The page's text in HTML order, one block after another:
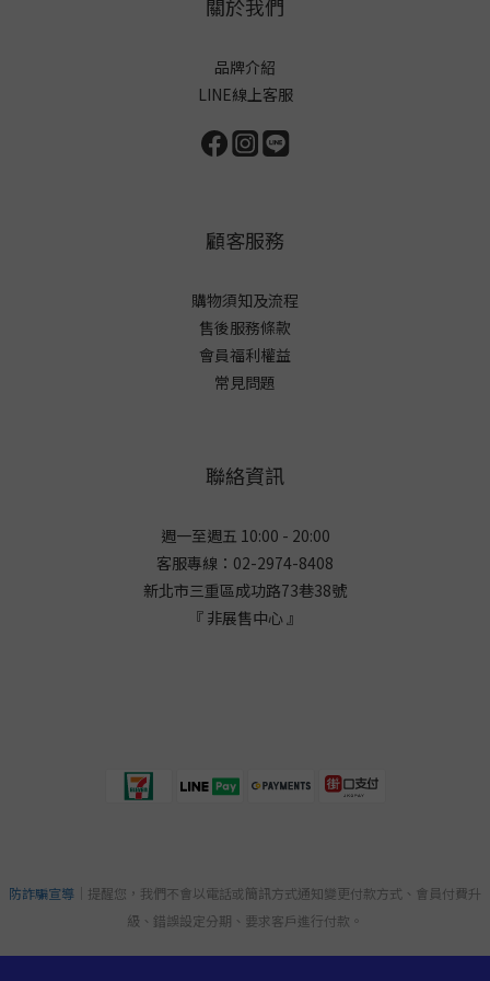
關於我們
品牌介紹
LINE線上客服
顧客服務
購物須知及流程
售後服務條款
會員福利權益
常見問題
聯絡資訊
週一至週五 10:00 - 20:00
客服專線：02-2974-8408
新北市三重區成功路73巷38號
『 非展售中心 』
防詐騙宣導 ｜提醒您，我們不會以電話或簡訊方式通知變更付款方式、會員付費升
級、錯誤設定分期、要求客戶進行付款。